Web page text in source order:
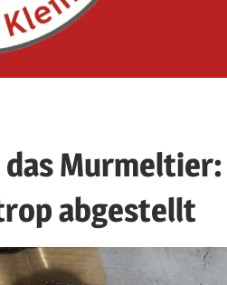
Murmeltier:
abgestellt